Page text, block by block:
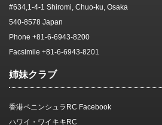
#634,1-4-1 Shiromi, Chuo-ku, Osaka
540-8578 Japan
Phone +81-6-6943-8200
Facsimile +81-6-6943-8201
姉妹クラブ
香港ペニンシュラRC Facebook
ハワイ・ワイキキRC